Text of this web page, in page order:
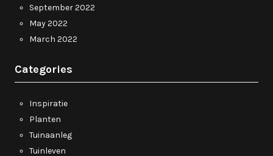
September 2022
May 2022
March 2022
Categories
Inspiratie
Planten
Tuinaanleg
Tuinleven